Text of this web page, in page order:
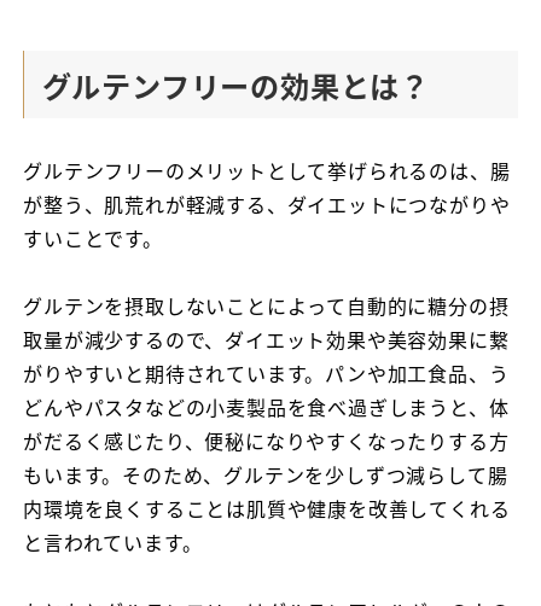
グルテンフリーの効果とは？
グルテンフリーのメリットとして挙げられるのは、腸
が整う、肌荒れが軽減する、ダイエットにつながりや
すいことです。
グルテンを摂取しないことによって自動的に糖分の摂
取量が減少するので、ダイエット効果や美容効果に繋
がりやすいと期待されています。パンや加工食品、う
どんやパスタなどの小麦製品を食べ過ぎしまうと、体
がだるく感じたり、便秘になりやすくなったりする方
もいます。そのため、グルテンを少しずつ減らして腸
内環境を良くすることは肌質や健康を改善してくれる
と言われています。